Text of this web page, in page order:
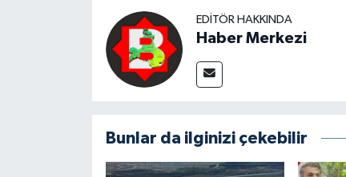
EDITÖR HAKKINDA
Haber Merkezi
Bunlar da ilginizi çekebilir